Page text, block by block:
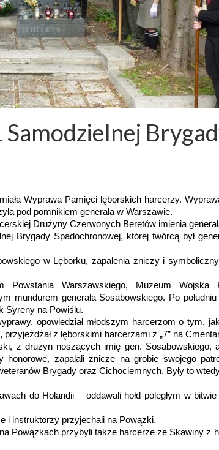
Wyprawa Pamięci lęborskich harcerzy.
pod pomnikiem generała w Warszawie.
Drużyny Czerwonych Beretów imienia
Brygady Spadochronowej, której twórcą był
w Lęborku, zapalenia zniczy i
Powstania Warszawskiego, Muzeum Wojska
mundurem generała Sosabowskiego. Po
Syreny na Powiślu.
opowiedział młodszym harcerzom o tym,
z lęborskimi harcerzami z „7” na
z drużyn noszących imię gen. Sosabowskiego,
zapalali znicze na grobie swojego
Brygady oraz Cichociemnych. Były to
do Holandii – oddawali hołd poległym w
i instruktorzy przyjechali na Powązki.
Powązkach przybyli także harcerze ze Skawiny z